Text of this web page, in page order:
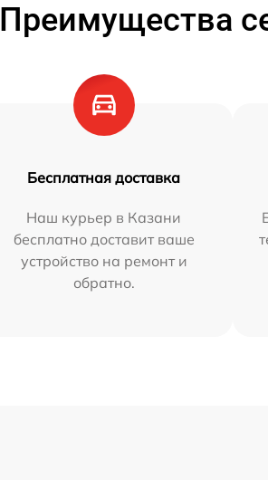
Преимущества
Бесплатная доставка
Наш курьер в Казани
бесплатно доставит ваше
устройство на ремонт и
обратно.